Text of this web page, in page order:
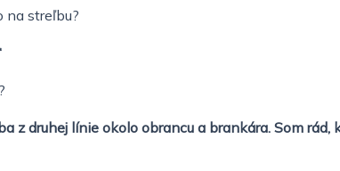
na streľbu?
z druhej línie okolo obrancu a brankára. Som